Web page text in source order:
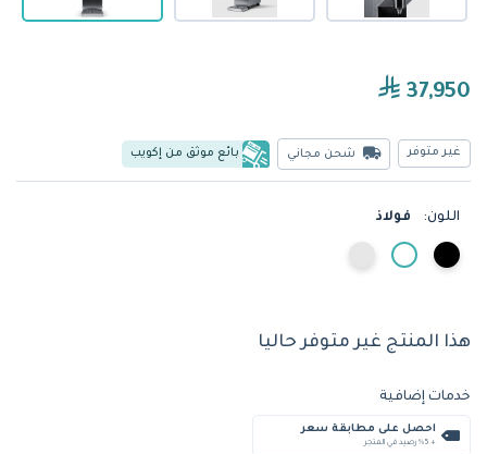
37,950
غير متوفر شحن مجاني بائع موثق من إكويب
اللون: فولاذ
هذا المنتج غير متوفر حاليا
خدمات إضافية
احصل على مطابقة سعر
+ %5 رصيد في المتجر